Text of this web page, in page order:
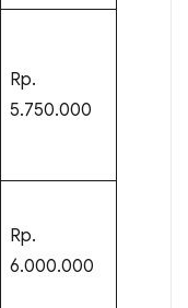
Rp.
5.750.000
Rp.
6.000.000